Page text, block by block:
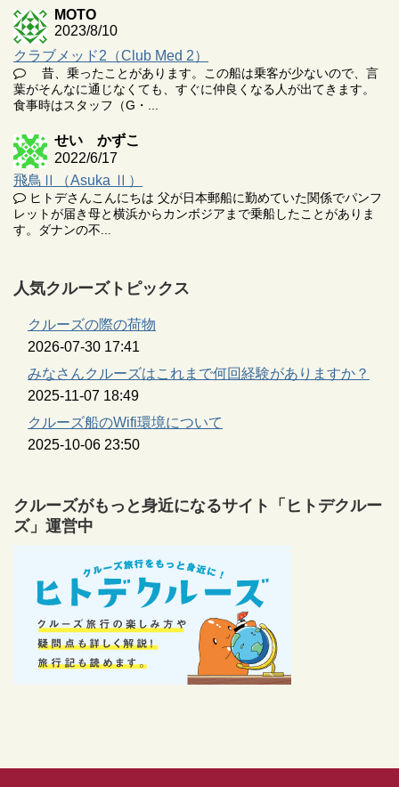
MOTO
2023/8/10
クラブメッド2（Club Med 2）
昔、乗ったことがあります。この船は乗客が少ないので、言
葉がそんなに通じなくても、すぐに仲良くなる人が出てきます。
食事時はスタッフ（G・...
せい かずこ
2022/6/17
飛鳥Ⅱ（Asuka Ⅱ）
ヒトデさんこんにちは 父が日本郵船に勤めていた関係でパンフ
レットが届き母と横浜からカンボジアまで乗船したことがありま
す。ダナンの不...
人気クルーズトピックス
クルーズの際の荷物
2026-07-30 17:41
みなさんクルーズはこれまで何回経験がありますか？
2025-11-07 18:49
クルーズ船のWifi環境について
2025-10-06 23:50
クルーズがもっと身近になるサイト「ヒトデクルー
ズ」運営中